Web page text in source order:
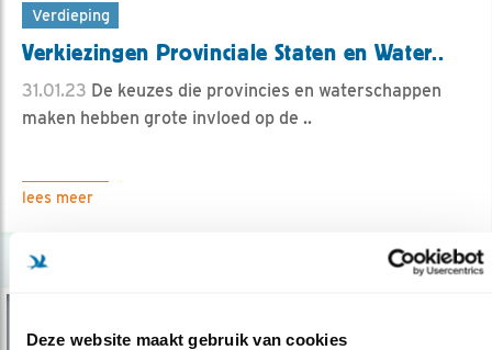
Deze website maakt gebruik van cookies
Verdieping
Verkiezingen Provinciale Staten en Water..
31.01.23 De keuzes die provincies en waterschappen
maken hebben grote invloed op de ..
lees meer